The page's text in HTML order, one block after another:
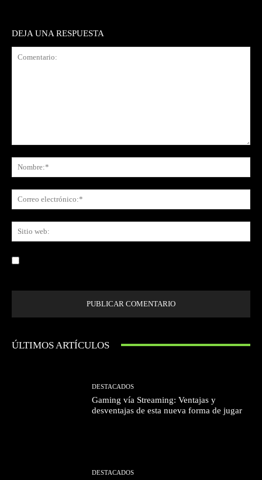
DEJA UNA RESPUESTA
ÚLTIMOS ARTÍCULOS
DESTACADOS
Gaming vía Streaming: Ventajas y
desventajas de esta nueva forma de jugar
DESTACADOS